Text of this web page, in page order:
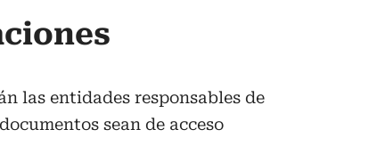
las entidades responsables de
sean de acceso